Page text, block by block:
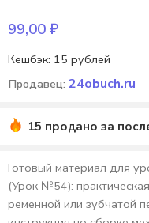
99,00₽
Кешбэк: 15 рублей
Продавец: 24obuch.ru
15 продано за
Готовый материал для
(Урок №54):
ременной или зубчатой